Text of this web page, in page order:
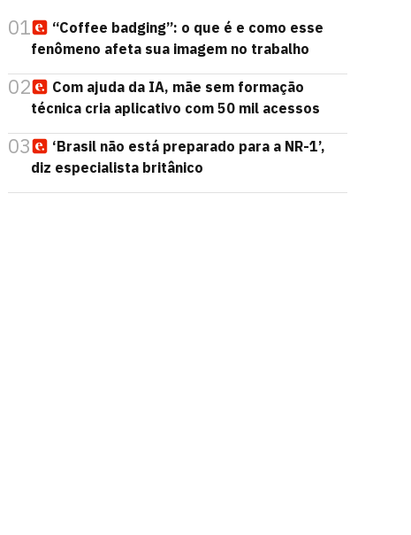
01
“Coffee badging”: o que é e como esse
fenômeno afeta sua imagem no trabalho
02
Com ajuda da IA, mãe sem formação
técnica cria aplicativo com 50 mil acessos
03
‘Brasil não está preparado para a NR-1’,
diz especialista britânico